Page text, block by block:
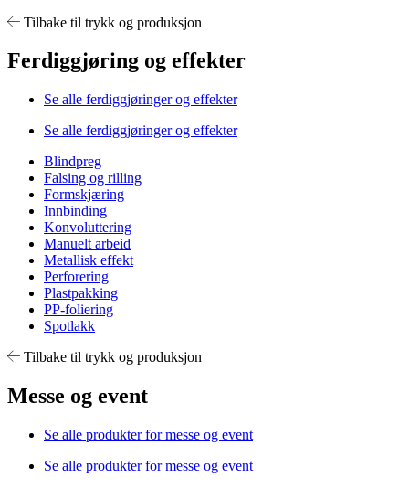
Tilbake til trykk og produksjon
Ferdiggjøring og effekter
Se alle ferdiggjøringer og effekter
Se alle ferdiggjøringer og effekter
Blindpreg
Falsing og rilling
Formskjæring
Innbinding
Konvoluttering
Manuelt arbeid
Metallisk effekt
Perforering
Plastpakking
PP-foliering
Spotlakk
Tilbake til trykk og produksjon
Messe og event
Se alle produkter for messe og event
Se alle produkter for messe og event